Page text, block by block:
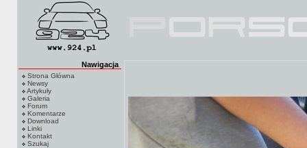
Nawigacja
Strona Główna
Newsy
Artykuły
Galeria
Forum
Komentarze
Download
Linki
Kontakt
Szukaj